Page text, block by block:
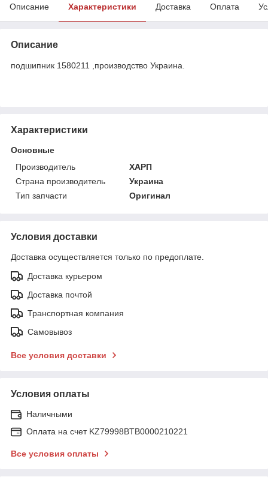
Описание Характеристики Доставка Оплата
Описание
подшипник 1580211 ,производство Украина.
Характеристики
Основные
Производитель
ХАРП
Страна производитель
Украина
Тип запчасти
Оригинал
Условия доставки
Доставка осуществляется только по предоплате.
Доставка курьером
Доставка почтой
Транспортная компания
Самовывоз
Все условия доставки
Условия оплаты
Наличными
Оплата на счет KZ79998BTB0000210221
Все условия оплаты